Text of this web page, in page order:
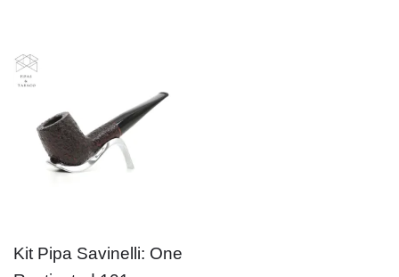
Kit Pipa Savinelli: One